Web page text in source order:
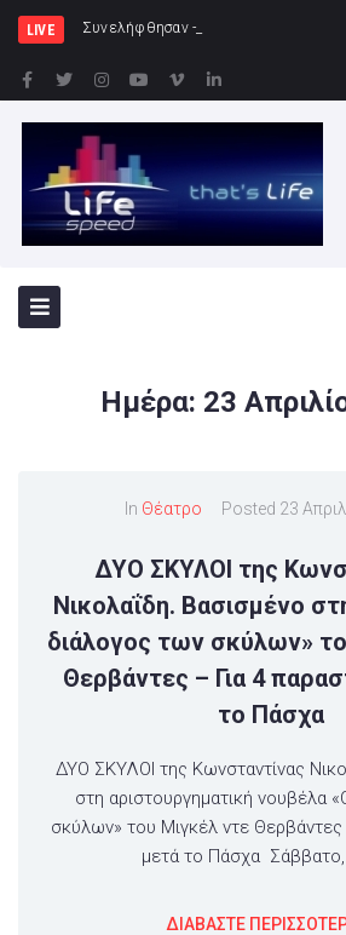
LIVE Συνελήφθησαν -3- άτομα για καλλ
Ημέρα: 23
In Θέατρο Posted 23
ΔΥΟ ΣΚΥΛΟΙ της
Νικολαΐδη. Βασισμένο
διάλογος των σκύλων»
Θερβάντες – Για 4
το Πάσχα
ΔΥΟ ΣΚΥΛΟΙ της Κωνσταντίνας
στη αριστουργηματική νουβέλα
σκύλων» του Μιγκέλ ντε Θερβάντες
μετά το Πάσχα
ΔΙΑΒΑΣΤΕ